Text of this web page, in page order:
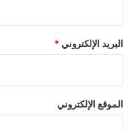
البريد الإلكتروني *
الموقع الإلكتروني